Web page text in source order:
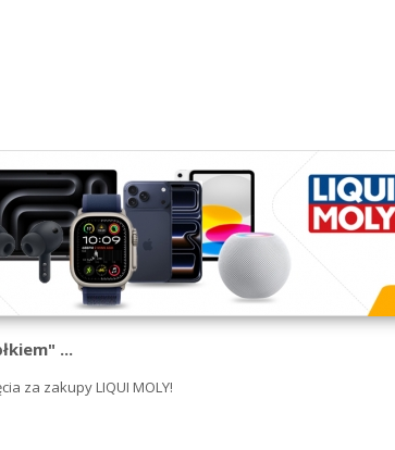
...
za zakupy LIQUI MOLY!